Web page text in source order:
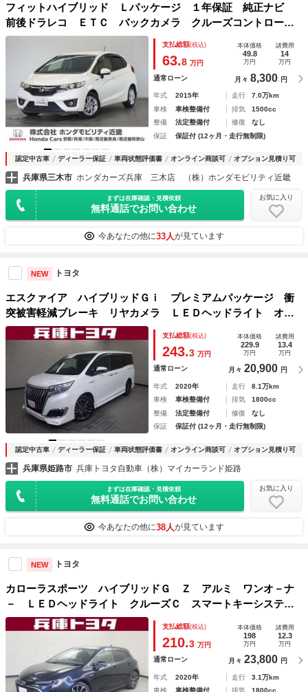
フィットハイブリッド Ｌパッケージ １年保証 純正ナビ
前後ドラレコ ＥＴＣ バックカメラ クルーズコントロー
ル Ｂｌｕｅｔｏｏｔｈ ＴＶ ＤＶＤ シティブレーキアク
ティブシステム サイドエアバッグ あんしんパッケージ ス
マートキー２個
支払総額(税込)
63.8 万円
本体価格
49.8
万円
諸費用
14
万円
通常ローン 月々 8,300 円
年式 2015年 走行
7.0万km
車検
車検整備付 排気
1500cc
整備
法定整備付 修復
なし
保証
保証付 (12ヶ月・走行無制限)
認定中古車 ディーラー保証 車両状態評価書 オンライン商談可 オプション見積り可
兵庫県三木市 ホンダカーズ兵庫 三木店 （株）ホンダモビリティ近畿
まずは在庫確認・見積依頼
無料通話でお問い合わせ
お気に入り
今あなたの他に33人が見ています
NEW トヨタ
エスクァイア ハイブリッドＧｉ プレミアムパッケージ 衝
突被害軽減ブレーキ リヤカメラ ＬＥＤヘッドライト オー
トクルーズコントロール 横滑り防止機能 地上デジタル 両
自動ドア １オナ ＥＴＣ車載器 盗難防止 サイドエアバッ
ク スマートキー ナビ＆ＴＶ
支払総額(税込)
243.3 万円
本体価格
229.9
万円
諸費用
13.4
万円
通常ローン 月々 20,900 円
年式 2020年 走行
8.1万km
車検
車検整備付 排気
1800cc
整備
法定整備付 修復
なし
保証
保証付 (12ヶ月・走行無制限)
認定中古車 ディーラー保証 車両状態評価書 オンライン商談可 オプション見積り可
兵庫県姫路市 兵庫トヨタ自動車（株）マイカーランド姫路
まずは在庫確認・見積依頼
無料通話でお問い合わせ
お気に入り
今あなたの他に38人が見ています
NEW トヨタ
カローラスポーツ ハイブリッドＧ Ｚ アルミ ワンオ－ナ
－ ＬＥＤヘッドライト クルーズＣ スマートキーシステ
ム ナビ イモビライザー ＥＴＣ エアバッグ ＡＡＣ デ
ュアルエアバッグ ＡＢＳ パワーウィンド パワーステアリ
ング Ｂモニタ
支払総額(税込)
210.3 万円
本体価格
198
万円
諸費用
12.3
万円
通常ローン 月々 23,800 円
年式 2020年 走行
3.1万km
車検
車検整備付 排気 1800cc